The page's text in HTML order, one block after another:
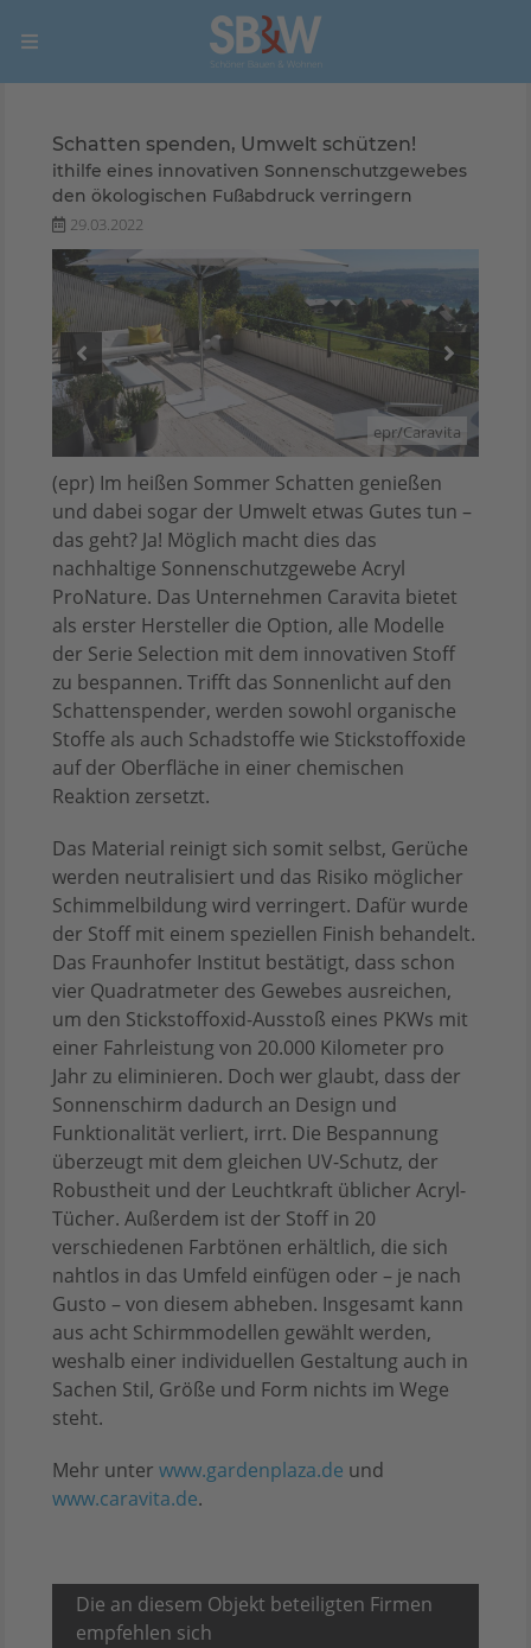
Schatten spenden, Umwelt schützen!
ithilfe eines innovativen Sonnenschutzgewebes
den ökologischen Fußabdruck verringern
29.03.2022
epr/Caravita
(epr) Im heißen Sommer Schatten genießen
und dabei sogar der Umwelt etwas Gutes tun –
das geht? Ja! Möglich macht dies das
nachhaltige Sonnenschutzgewebe Acryl
ProNature. Das Unternehmen Caravita bietet
als erster Hersteller die Option, alle Modelle
der Serie Selection mit dem innovativen Stoff
zu bespannen. Trifft das Sonnenlicht auf den
Schattenspender, werden sowohl organische
Stoffe als auch Schadstoffe wie Stickstoffoxide
auf der Oberfläche in einer chemischen
Reaktion zersetzt.
Das Material reinigt sich somit selbst, Gerüche
werden neutralisiert und das Risiko möglicher
Schimmelbildung wird verringert. Dafür wurde
der Stoff mit einem speziellen Finish behandelt.
Das Fraunhofer Institut bestätigt, dass schon
vier Quadratmeter des Gewebes ausreichen,
um den Stickstoffoxid-Ausstoß eines PKWs mit
einer Fahrleistung von 20.000 Kilometer pro
Jahr zu eliminieren. Doch wer glaubt, dass der
Sonnenschirm dadurch an Design und
Funktionalität verliert, irrt. Die Bespannung
überzeugt mit dem gleichen UV-Schutz, der
Robustheit und der Leuchtkraft üblicher Acryl-
Tücher. Außerdem ist der Stoff in 20
verschiedenen Farbtönen erhältlich, die sich
nahtlos in das Umfeld einfügen oder – je nach
Gusto – von diesem abheben. Insgesamt kann
aus acht Schirmmodellen gewählt werden,
weshalb einer individuellen Gestaltung auch in
Sachen Stil, Größe und Form nichts im Wege
steht.
Mehr unter www.gardenplaza.de und
www.caravita.de.
Die an diesem Objekt beteiligten Firmen
empfehlen sich